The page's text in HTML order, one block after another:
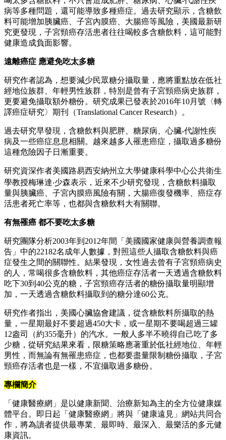
病等多種問題，還可能導致多種癌症。過去研究顯示，含糖飲
料可能增加胰臟癌、子宮內膜癌、大腸癌等風險，美國最新研
究更發現，子宮頸癌存活患者往往喝較多含糖飲料，這可能對
健康造成負面影響。
遠離癌症 應避免吃太多糖
研究作者認為，想要減少民眾糖分攝取量，應將重點放在低社
經地位族群、年輕男性族群，特別是曾有子宮頸癌病史族群，
更要避免攝取額外糖份。研究成果已發表於2016年10月號〈轉
譯癌症研究〉期刊（Translational Cancer Research）。
過去研究早發現，含糖飲料與肥胖、糖尿病、心臟-代謝性疾
病及一些癌症息息相關。越來越多人罹患癌症，攝取過多糖份
這種危險因子日漸重要。
研究資深作者美國路易西安納州立大學健康科學中心公共衛生
學教授梅琳達‧少森表示，近來不少研究發現，含糖飲料攝取
量與胰臟癌、子宮內膜癌風險有關，大腸癌復發機率、癌症存
活患者死亡率等，也都與含糖飲料大有關聯。
有無罹癌 都不要吃太多糖
研究團隊分析2003年到2012年間「美國國家健康與營養調查報
告」中的22182名成年人數據，對照這些人攝取含糖飲料與癌
症發生之間的關聯性。結果發現，女性過去曾有子宮頸癌病史
的人，常喝很多含糖飲料，其他癌症存活者一天透過含糖飲料
吃下30到40公克的糖，子宮頸癌存活者的糖份攝取量明顯增
加，一天透過含糖飲料攝取到的糖分達60公克。
研究作者指出，美國心臟協會建議，從含糖飲料所攝取的熱
量，一星期最好不要超過450大卡，或一星期不要喝超過三罐
12盎司（約355毫升）的汽水。一般人多半不曉得自己吃了多
少糖，從研究結果來看，限糖策略應著重於低社經地位、年輕
男性，而無論有無罹患癌症，也都要盡量限制糖份攝取，子宮
頸癌存活者也是一樣，不宜攝取過多糖份。
專欄簡介
「健康醫療網」是以健康新聞、治療新知為主的全方位健康媒
體平台。即日起「健康醫療網」將與「健康遠見」網站共同合
作，將為讀者提供最專業、最即時、最深入、最樂活的多元健
康資訊。